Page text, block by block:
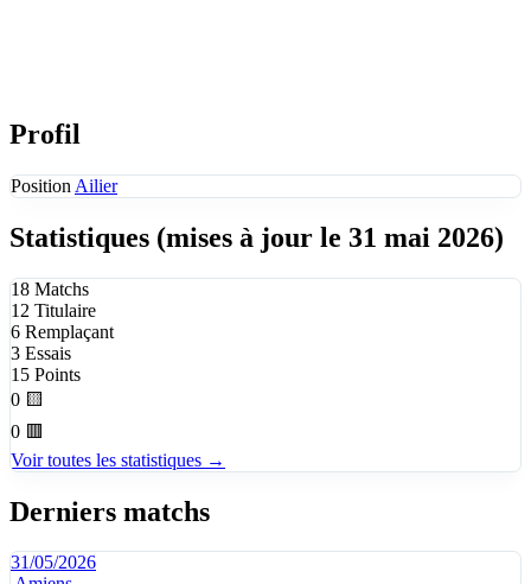
Profil
Position Ailier
Statistiques (mises à jour le 31 mai 2026)
18 Matchs
12 Titulaire
6 Remplaçant
3 Essais
15 Points
0 🟨
0 🟥
Voir toutes les statistiques →
Derniers matchs
31/05/2026